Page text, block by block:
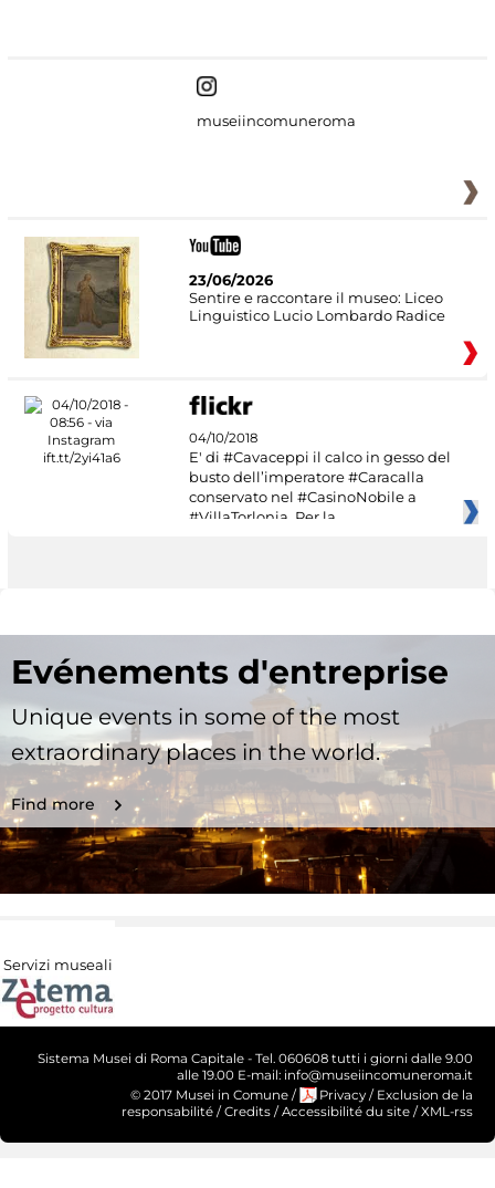
museiincomuneroma
23/06/2026
Sentire e raccontare il museo: Liceo
Linguistico Lucio Lombardo Radice
04/10/2018
E' di #Cavaceppi il calco in gesso del
busto dell’imperatore #Caracalla
conservato nel #CasinoNobile a
#VillaTorlonia. Per la
Evénements d'entreprise
Unique events in some of the most
extraordinary places in the world.
Find more
Servizi museali
Sistema Musei di Roma Capitale - Tel. 060608 tutti i giorni dalle 9.00
alle 19.00 E-mail: info@museiincomuneroma.it
© 2017 Musei in Comune / Privacy / Exclusion de la
responsabilité /Credits /Accessibilité du site /XML-rss